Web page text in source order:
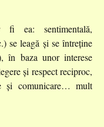
fi ea: sentimentală,
se leagă și se întreține
în baza unor interese
și respect reciproc,
și comunicare… mult